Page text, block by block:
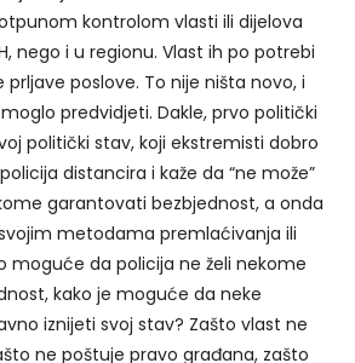
kontrolom vlasti ili dijelova
nego i u regionu. Vlast ih po potrebi
poslove. To nije ništa novo, i
predvidjeti. Dakle, prvo politički
politički stav, koji ekstremisti dobro
distancira i kaže da “ne može”
garantovati bezbjednost, a onda
metodama premlaćivanja ili
moguće da policija ne želi nekome
kako je moguće da neke
iznijeti svoj stav? Zašto vlast ne
ne poštuje pravo građana, zašto